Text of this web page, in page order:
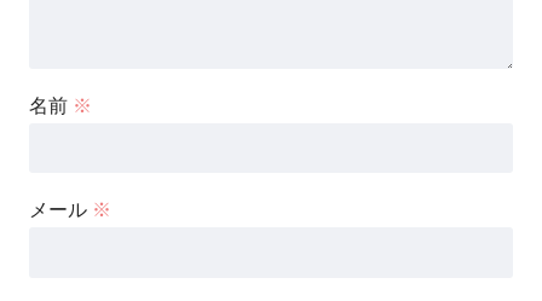
名前 ※
メール ※